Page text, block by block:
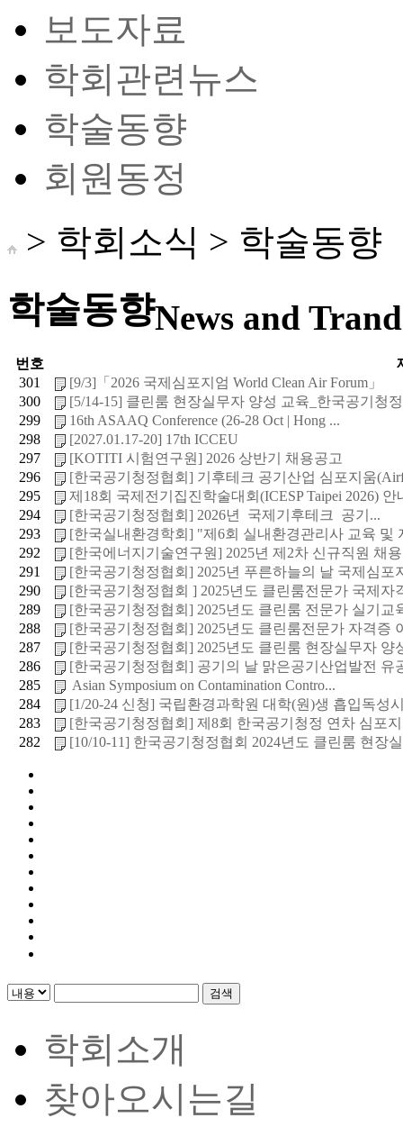
보도자료
학회관련뉴스
학술동향
회원동정
> 학회소식 > 학술동향
학술동향News and
번호
301
[9/3]「2026 국제심포지엄 World Clean Air Forum」
300
[5/14-15] 클린룸 현장실무자 양성 교육_한국공기청
299
16th ASAAQ Conference (26-28 Oct | Hong ...
298
[2027.01.17-20] 17th ICCEU
297
[KOTITI 시험연구원] 2026 상반기 채용공고
296
[한국공기청정협회] 기후테크 공기산업 심포지움
295
제18회 국제전기집진학술대회(ICESP Taipei 2026) 안
294
[한국공기청정협회] 2026년 국제기후테크 공기...
293
[한국실내환경학회] "제6회 실내환경관리사 교육 및
292
[한국에너지기술연구원] 2025년 제2차 신규직원 채
291
[한국공기청정협회] 2025년 푸른하늘의 날 국제심포
290
[한국공기청정협회 ] 2025년도 클린룸전문가 국제자
289
[한국공기청정협회] 2025년도 클린룸 전문가 실기교
288
[한국공기청정협회] 2025년도 클린룸전문가 자격증
287
[한국공기청정협회] 2025년도 클린룸 현장실무자 양
286
[한국공기청정협회] 공기의 날 맑은공기산업발전 유
285
Asian Symposium on Contamination Contro...
284
[1/20-24 신청] 국립환경과학원 대학(원)생 흡입독성
283
[한국공기청정협회] 제8회 한국공기청정 연차 심포
282
[10/10-11] 한국공기청정협회 2024년도 클린룸 현장
검색
학회소개
찾아오시는길